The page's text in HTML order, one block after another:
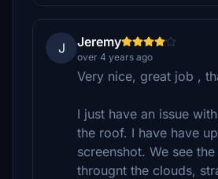
J Jeremy
over 4 years ago
Very nice, great job ,
I just have an issue
the roof. I have have
screenshot. We see
througnt the clouds,